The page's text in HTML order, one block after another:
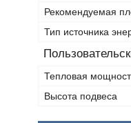
Рекомендуемая
Тип источника
Тепловая
Высота подвеса